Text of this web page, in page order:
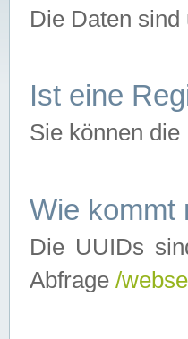
Die Daten sind
Ist eine
Sie können
Wie kommt
Die UUIDs
Abfrage /